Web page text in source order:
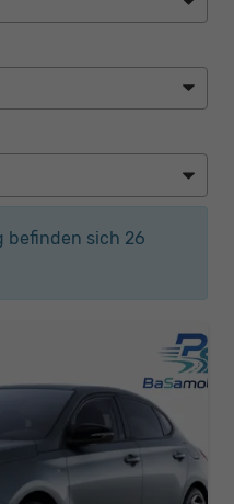
befinden sich 26